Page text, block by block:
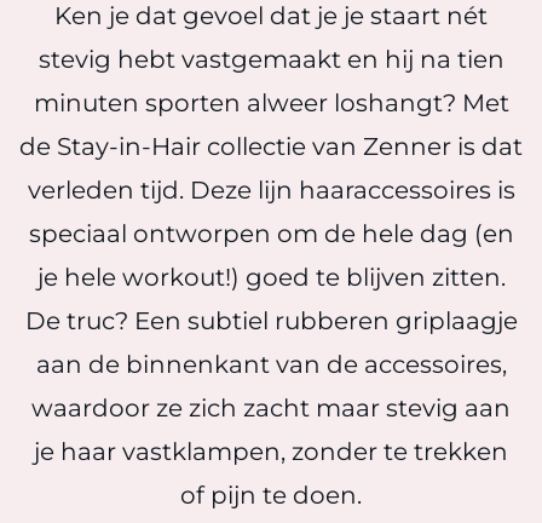
Ken je dat gevoel dat je je staart nét
stevig hebt vastgemaakt en hij na tien
minuten sporten alweer loshangt? Met
de Stay-in-Hair collectie van Zenner is dat
verleden tijd. Deze lijn haaraccessoires is
speciaal ontworpen om de hele dag (en
je hele workout!) goed te blijven zitten.
De truc? Een subtiel rubberen griplaagje
aan de binnenkant van de accessoires,
waardoor ze zich zacht maar stevig aan
je haar vastklampen, zonder te trekken
of pijn te doen.